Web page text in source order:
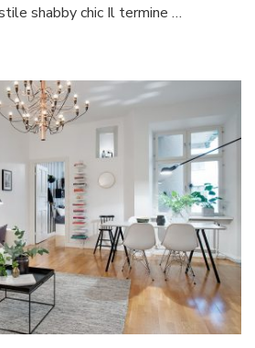
shabby chic Il termine …